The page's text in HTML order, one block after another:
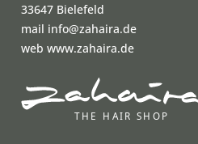
33647 Bielefeld
mail info@zahaira.de
web www.zahaira.de